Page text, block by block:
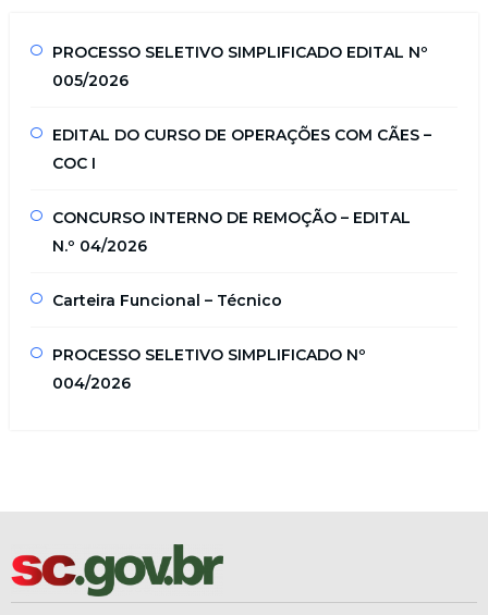
PROCESSO SELETIVO SIMPLIFICADO EDITAL Nº
005/2026
EDITAL DO CURSO DE OPERAÇÕES COM CÃES –
COC I
CONCURSO INTERNO DE REMOÇÃO – EDITAL
N.º 04/2026
Carteira Funcional – Técnico
PROCESSO SELETIVO SIMPLIFICADO Nº
004/2026